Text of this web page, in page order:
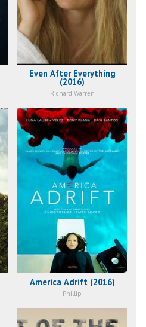
Even After Everything
(2016)
Richard Warren
America Adrift (2016)
Phillip